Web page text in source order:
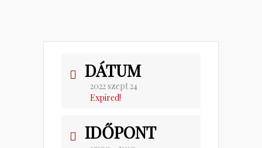
DÁTUM
2022 szept 24
Expired!
IDŐPONT